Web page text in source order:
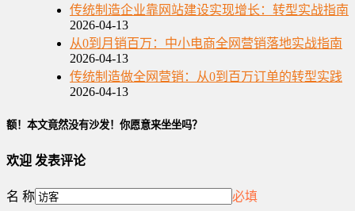
传统制造企业靠网站建设实现增长：转型实战指南
2026-04-13
从0到月销百万：中小电商全网营销落地实战指南
2026-04-13
传统制造做全网营销：从0到百万订单的转型实践
2026-04-13
额！本文竟然没有沙发！你愿意来坐坐吗？
欢迎 发表评论
名 称 必填